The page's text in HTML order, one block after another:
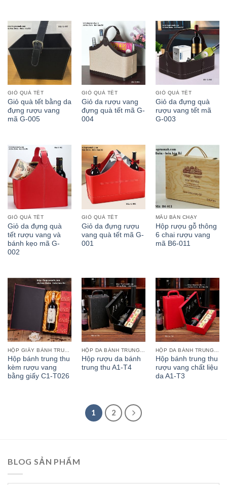
GIỎ QUÀ TẾT
Giỏ quà tết bằng da
đựng rượu vang
mã G-005
GIỎ QUÀ TẾT
Giỏ da rượu vang
đựng quà tết mã G-
004
GIỎ QUÀ TẾT
Giỏ da đựng quà
rượu vang tết mã
G-003
GIỎ QUÀ TẾT
Giỏ da đựng quà
tết rượu vang và
bánh kẹo mã G-
002
GIỎ QUÀ TẾT
Giỏ da đựng rượu
vang quà tết mã G-
001
MẪU BÁN CHẠY
Hộp rượu gỗ thông
6 chai rượu vang
mã B6-011
Hộp bánh trung thu
kèm rượu vang
bằng giấy C1-T026
Hộp rượu da bánh
trung thu A1-T4
Hộp bánh trung thu
rượu vang chất liệu
da A1-T3
1 2
BLOG SẢN PHẨM